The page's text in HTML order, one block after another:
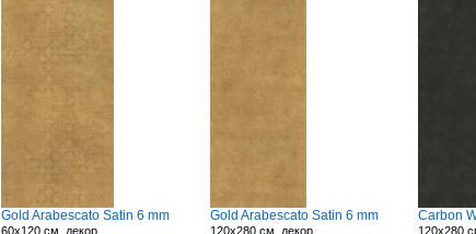
Gold Arabescato Satin 6 mm
60x120 см, декор
Gold Arabescato Satin 6 mm
120x280 см, декор
Carbon
120x280